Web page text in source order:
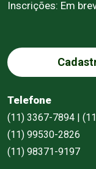
Inscrições: Em
Telefone
(11) 3367-7894 |
(11) 99530-2826
(11) 98371-9197